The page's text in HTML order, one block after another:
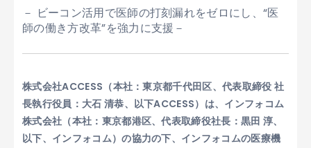
－ ビーコン活用で医師の打刻漏れをゼロにし、“医
師の働き方改革”を強力に支援－
株式会社ACCESS（本社：東京都千代田区、代表取締役 社
長執行役員：大石 清恭、以下ACCESS）は、インフォコム
株式会社（本社：東京都港区、代表取締役社長：黒田 淳、
以下、インフォコム）の協力の下、インフォコムの医療機